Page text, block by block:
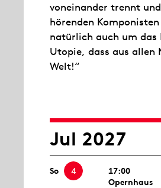
voneinander trennt
hörenden
natürlich auch um
Utopie, dass aus allen
Welt!“
Jul 2027
So 4
17:00
Opernhaus